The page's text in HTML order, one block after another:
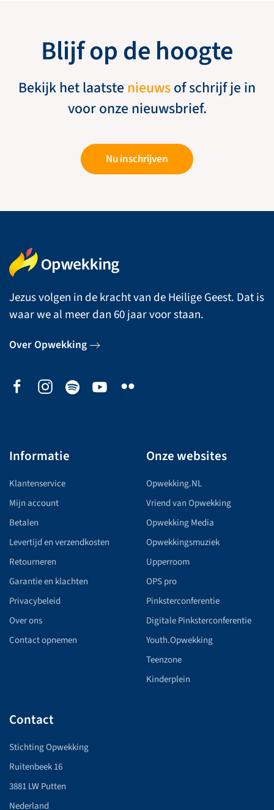
Blijf op de hoogte
Bekijk het laatste nieuwsof schrijf je in
voor onze nieuwsbrief.
Nu inschrijven
Jezus volgen in de kracht van de Heilige Geest. Dat is
waar we al meer dan 60 jaar voor staan.
Over Opwekking
Informatie
Klantenservice
Mijn account
Betalen
Levertijd en verzendkosten
Retourneren
Garantie en klachten
Privacybeleid
Over ons
Contact opnemen
Onze websites
Opwekking.NL
Vriend van Opwekking
Opwekking Media
Opwekkingsmuziek
Upperroom
OPS pro
Pinksterconferentie
Digitale Pinksterconferentie
Youth.Opwekking
Teenzone
Kinderplein
Contact
Stichting Opwekking
Ruitenbeek 16
3881 LW Putten
Nederland